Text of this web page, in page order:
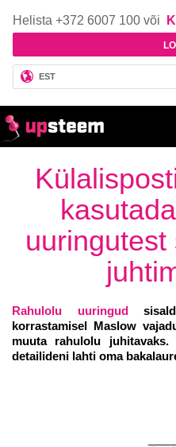
Helista +372 6007 100 või
EST
Rahulolu uuringud
korrastamisel Maslow
muuta rahulolu
detailideni lahti oma